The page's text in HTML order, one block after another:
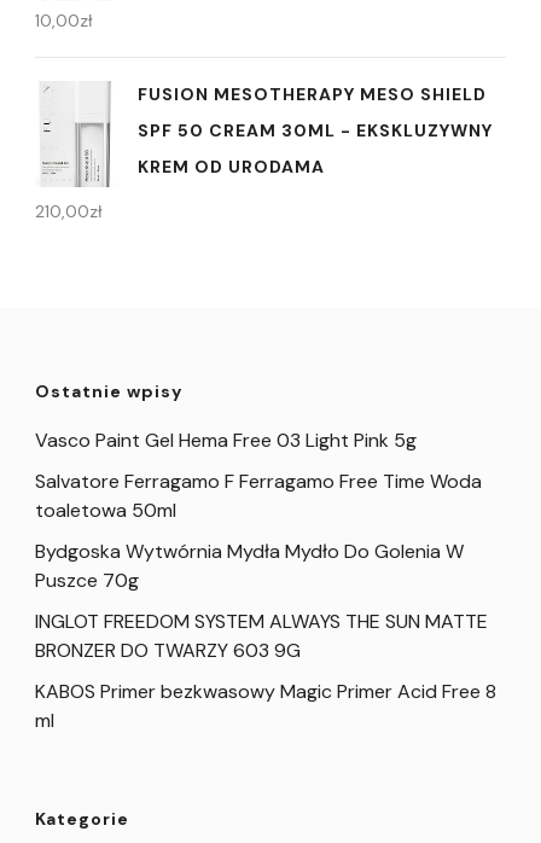
10,00zł
FUSION MESOTHERAPY MESO SHIELD
SPF 50 CREAM 30ML - EKSKLUZYWNY
KREM OD URODAMA
210,00zł
Ostatnie wpisy
Vasco Paint Gel Hema Free 03 Light Pink 5g
Salvatore Ferragamo F Ferragamo Free Time Woda
toaletowa 50ml
Bydgoska Wytwórnia Mydła Mydło Do Golenia W
Puszce 70g
INGLOT FREEDOM SYSTEM ALWAYS THE SUN MATTE
BRONZER DO TWARZY 603 9G
KABOS Primer bezkwasowy Magic Primer Acid Free 8
ml
Kategorie